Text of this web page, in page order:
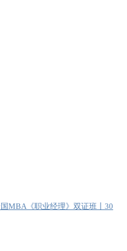
MBA《职业经理》双证班丨30